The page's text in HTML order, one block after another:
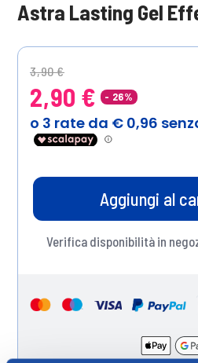
Astra Lasting Gel
Price reduced from
3,90 €to
2,90 € - 26%
Aggiungi al
Verifica disponibilità in